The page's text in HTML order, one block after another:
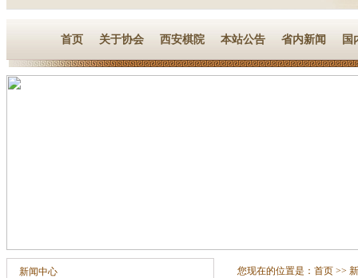
首页 关于协会 西安棋院 本站公告 省内新闻 国
新闻中心 您现在的位置是： 首页 >>